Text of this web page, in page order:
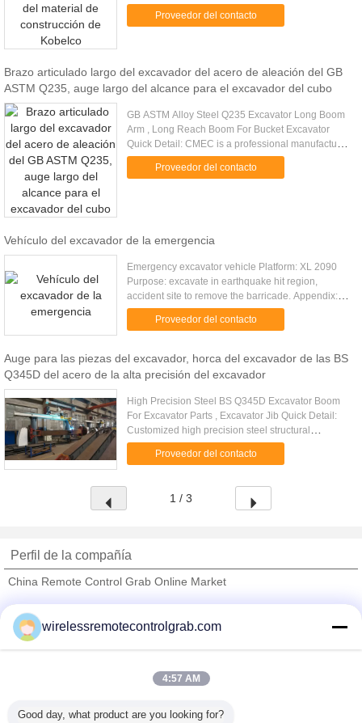
Loaders, Engines, Attachments and other
equipment Languages: English, ...
Proveedor del contacto
Brazo articulado largo del excavador del acero de aleación del GB
ASTM Q235, auge largo del alcance para el excavador del cubo
GB ASTM Alloy Steel Q235 Excavator Long Boom
Arm , Long Reach Boom For Bucket Excavator
Quick Detail: CMEC is a professional manufacturer
in Standard or Custom OEM Machinery & Metal
welding Work manufacturing. ...
Proveedor del contacto
Vehículo del excavador de la emergencia
Emergency excavator vehicle Platform: XL 2090
Purpose: excavate in earthquake hit region,
accident site to remove the barricade. Appendix:
excavator, telescopic boom. Technical data:
Platform Total length 5867 ...
Proveedor del contacto
Auge para las piezas del excavador, horca del excavador de las BS
Q345D del acero de la alta precisión del excavador
High Precision Steel BS Q345D Excavator Boom
For Excavator Parts , Excavator Jib Quick Detail:
Customized high precision steel structural
fabrication Q345 big metal welding parts heavy
steel structural ...
Proveedor del contacto
1 / 3
Perfil de la compañía
China Remote Control Grab Online Market
Trust Seal
Verified Suplier
wirelessremotecontrolgrab.com
4:57 AM
Good day, what product are you looking for?